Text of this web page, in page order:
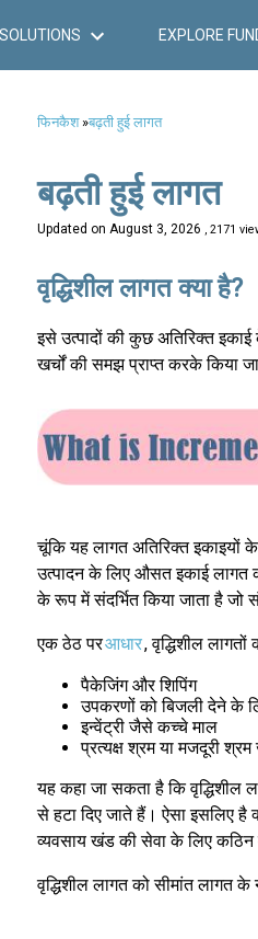
SOLUTIONS EXPLORE
फिनकैश»बढ़ती हुई लागत
बढ़ती हुई लागत
Updated on August 3, 2026 , 2171
वृद्धिशील लागत क्या है?
इसे उत्पादों की कुछ अतिरिक्त
खर्चों की समझ प्राप्त करके किया
चूंकि यह लागत अतिरिक्त इकाइयों के
उत्पादन के लिए औसत इकाई लागत
के रूप में संदर्भित किया जाता है जो
एक ठेठ परआधार, वृद्धिशील
पैकेजिंग और शिपिंग
उपकरणों को बिजली देने के
इन्वेंट्री जैसे कच्चे माल
प्रत्यक्ष श्रम या मजदूरी
यह कहा जा सकता है कि वृद्धिशील
से हटा दिए जाते हैं। ऐसा इसलिए है
व्यवसाय खंड की सेवा के लिए कठिन
वृद्धिशील लागत को सीमांत लागत के